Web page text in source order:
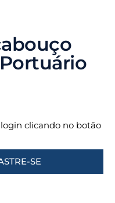
clicando no botão
SE